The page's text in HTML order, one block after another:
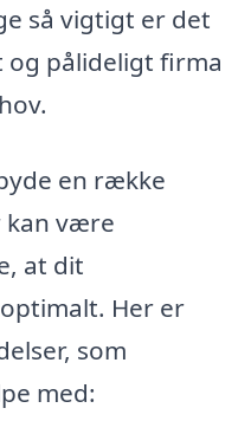
så vigtigt er det
pålideligt firma
en række
kan være
at dit
Her er
som
med: